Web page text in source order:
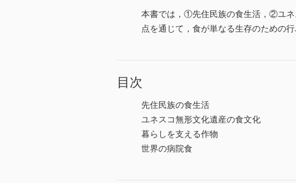
本書では，①先住民族の食生活，②ユネ
点を通じて，食が単なる生存のための
目次
先住民族の食生活
ユネスコ無形文化遺産の食文化
暮らしを支える作物
世界の病院食